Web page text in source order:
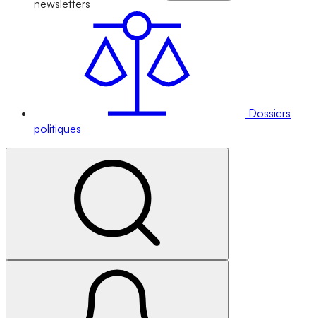
newsletters
Dossiers
politiques